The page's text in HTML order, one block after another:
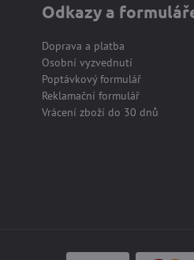
Odkazy a
Doprava a platba
Osobní vyzvednutí
Poptávkový formulář
Reklamační formulář
Vrácení zboží do 30 dnů